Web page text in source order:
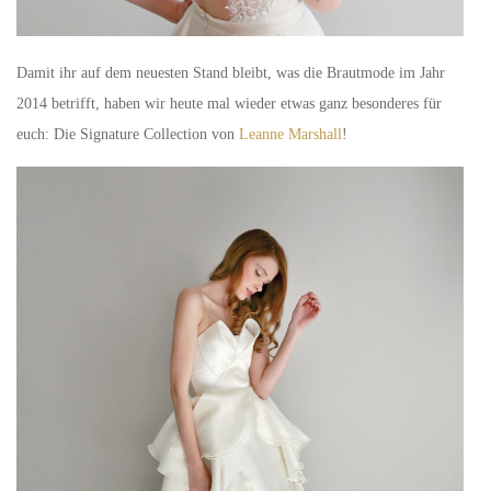
Damit ihr auf dem neuesten Stand bleibt, was die Brautmode im Jahr
2014 betrifft, haben wir heute mal wieder etwas ganz besonderes für
euch: Die Signature Collection von Leanne Marshall!